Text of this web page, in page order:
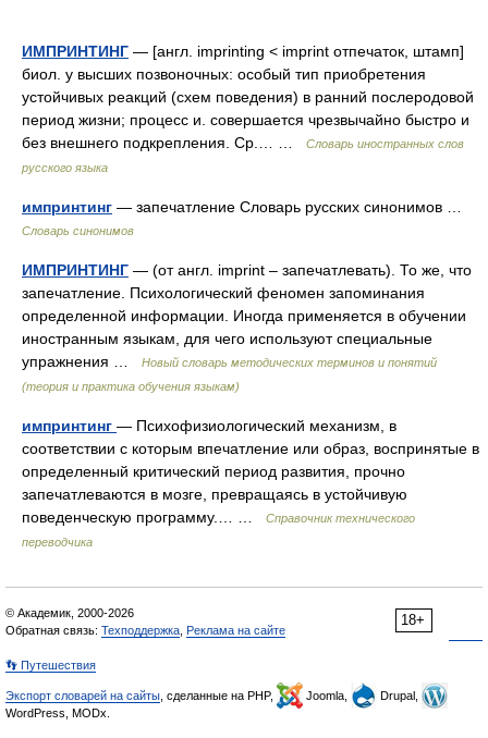
ИМПРИНТИНГ — [англ. imprinting < imprint отпечаток, штамп]
биол. у высших позвоночных: особый тип приобретения
устойчивых реакций (схем поведения) в ранний послеродовой
период жизни; процесс и. совершается чрезвычайно быстро и
без внешнего подкрепления. Ср.… …
Словарь иностранных слов
русского языка
импринтинг — запечатление Словарь русских синонимов …
Словарь синонимов
ИМПРИНТИНГ — (от англ. imprint – запечатлевать). То же, что
запечатление. Психологический феномен запоминания
определенной информации. Иногда применяется в обучении
иностранным языкам, для чего используют специальные
упражнения …
Новый словарь методических терминов и понятий
(теория и практика обучения языкам)
импринтинг — Психофизиологический механизм, в
соответствии с которым впечатление или образ, воспринятые в
определенный критический период развития, прочно
запечатлеваются в мозге, превращаясь в устойчивую
поведенческую программу.… …
Справочник технического
переводчика
18+
© Академик, 2000-2026
Обратная связь: Техподдержка Реклама на сайте
👣 Путешествия
Экспорт словарей на сайты , сделанные на PHP, Joomla,
Drupal,
WordPress, MODx.